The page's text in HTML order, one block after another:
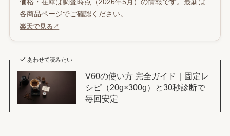
各商品ページでご確認ください。
楽天で見る ↗
あわせて読みたい
V60の使い方 完全ガイド｜固定レ
シピ（20g×300g）と30秒診断で
毎回安定